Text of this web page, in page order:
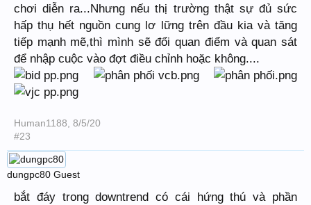
chơi diễn ra...Nhưng nếu thị trường thật sự đủ sức
hấp thụ hết nguồn cung lơ lững trên đầu kia và tăng
tiếp mạnh mẽ,thì mình sẽ đổi quan điểm và quan sát
để nhập cuộc vào đợt điều chỉnh hoặc không....
Human1188 8/5/20
#23
dungpc80 Guest
bắt đáy trong downtrend có cái hứng thú và phần